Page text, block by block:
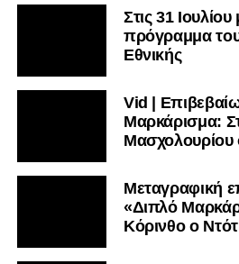
Στις 31
πρόγραμμα
Εθνικής
Vid |
Μαρκάρισμα:
Μασχολουρίου
Μεταγραφική
«Διπλό
Κόρινθο ο